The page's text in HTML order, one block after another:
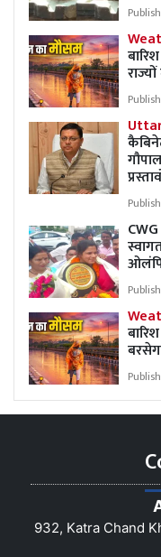
932, Katra Chand